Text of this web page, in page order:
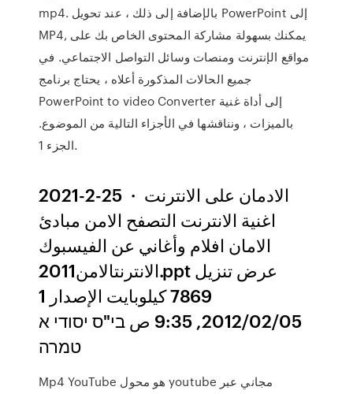
mp4. بالإضافة إلى ذلك ، عند تحويل PowerPoint إلى
MP4, يمكنك بسهولة مشاركة المحتوى الخاص بك على
مواقع الإنترنت ومنصات وسائل التواصل الاجتماعي. في
جميع الحالات المذكورة أعلاه ، يحتاج برنامج
PowerPoint to video Converter إلى أداة غنية
بالميزات ، ونناقشها في الأجزاء التالية من الموضوع.
الجزء 1.
2021-2-25 · الادمان على الانترنت
اغنية الانترنت التصفح الامن مبادئ
الامان افلام وأغاني عن الفيسبوك
الانترنتالامن2011.ppt عرض تنزيل
7869 كيلوبايت الإصدار 1
05‏/02‏/2012, 9:35 ص בי"ס יסודי א
טמרה
Mp4 YouTube هو محول youtube مجاني عبر